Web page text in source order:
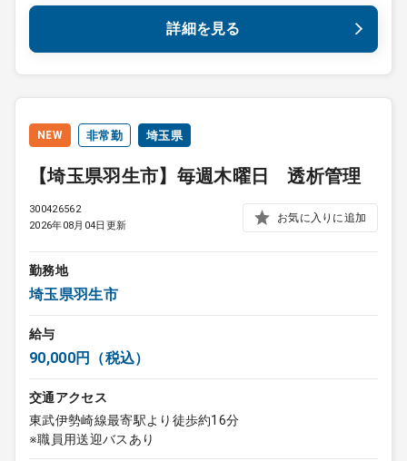
詳細を見る
NEW 非常勤 埼玉県
【埼玉県羽生市】毎週木曜日 透析管理
300426562
2026年08月04日更新
お気に入りに追加
勤務地
埼玉県羽生市
給与
90,000円（税込）
交通アクセス
東武伊勢崎線最寄駅より徒歩約16分
※職員用送迎バスあり